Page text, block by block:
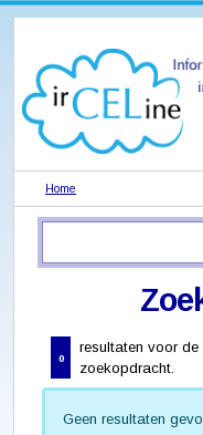
Home
0
resultaten voor de
zoekopdracht.
Geen resultaten